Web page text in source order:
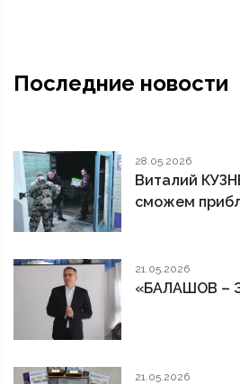
Последние новости
28.05.2026
Виталий
сможем
21.05.2026
«БАЛАШОВ –
21.05.2026